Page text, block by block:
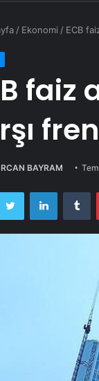
/ Ekonomi / ECB
faiz
BAYRAM
Twitter LinkedIn